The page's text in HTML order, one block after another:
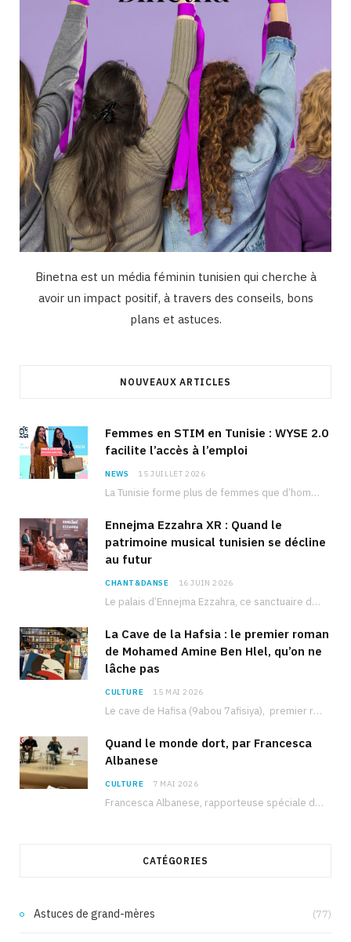
Binetna est un média féminin tunisien qui cherche à
avoir un impact positif, à travers des conseils, bons
plans et astuces.
NOUVEAUX ARTICLES
Femmes en STIM en Tunisie : WYSE 2.0
facilite l’accès à l’emploi
NEWS 15 JUILLET 2026
La Tunisie forme plus de femmes que d’hommes dans les filières scientifiques. Pourtant, pour beaucoup…
Ennejma Ezzahra XR : Quand le
patrimoine musical tunisien se décline
au futur
CHANT&DANSE 16 JUIN 2026
Le palais d’Ennejma Ezzahra, ce sanctuaire de la musique tunisienne et méditerranéenne construit par le…
La Cave de la Hafsia : le premier roman
de Mohamed Amine Ben Hlel, qu’on ne
lâche pas
CULTURE 15 MAI 2026
Le cave de Hafisa (9abou 7afisiya), premier roman du journaliste tunisien Mohamed Amine Ben Hlel,…
Quand le monde dort, par Francesca
Albanese
CULTURE 7 MAI 2026
Francesca Albanese, rapporteuse spéciale de l’ONU sur les territoires palestiniens occupés, était à Tunis pour…
CATÉGORIES
Astuces de grand-mères (77)